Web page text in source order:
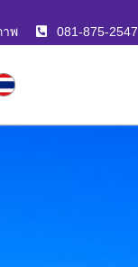
าพ 081-875-2547